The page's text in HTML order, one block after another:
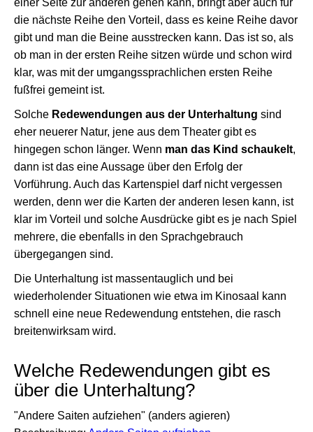
einer Seite zur anderen gehen kann, bringt aber auch für
die nächste Reihe den Vorteil, dass es keine Reihe davor
gibt und man die Beine ausstrecken kann. Das ist so, als
ob man in der ersten Reihe sitzen würde und schon wird
klar, was mit der umgangssprachlichen ersten Reihe
fußfrei gemeint ist.
Solche Redewendungen aus der Unterhaltung sind
eher neuerer Natur, jene aus dem Theater gibt es
hingegen schon länger. Wenn man das Kind schaukelt,
dann ist das eine Aussage über den Erfolg der
Vorführung. Auch das Kartenspiel darf nicht vergessen
werden, denn wer die Karten der anderen lesen kann, ist
klar im Vorteil und solche Ausdrücke gibt es je nach Spiel
mehrere, die ebenfalls in den Sprachgebrauch
übergegangen sind.
Die Unterhaltung ist massentauglich und bei
wiederholender Situationen wie etwa im Kinosaal kann
schnell eine neue Redewendung entstehen, die rasch
breitenwirksam wird.
Welche Redewendungen gibt es
über die Unterhaltung?
"Andere Saiten aufziehen" (anders agieren)